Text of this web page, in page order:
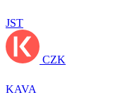
JST
CZK
KAVA